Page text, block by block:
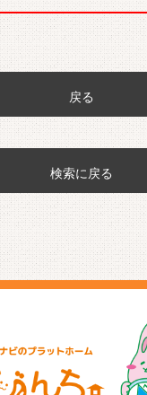
戻る
検索に戻る